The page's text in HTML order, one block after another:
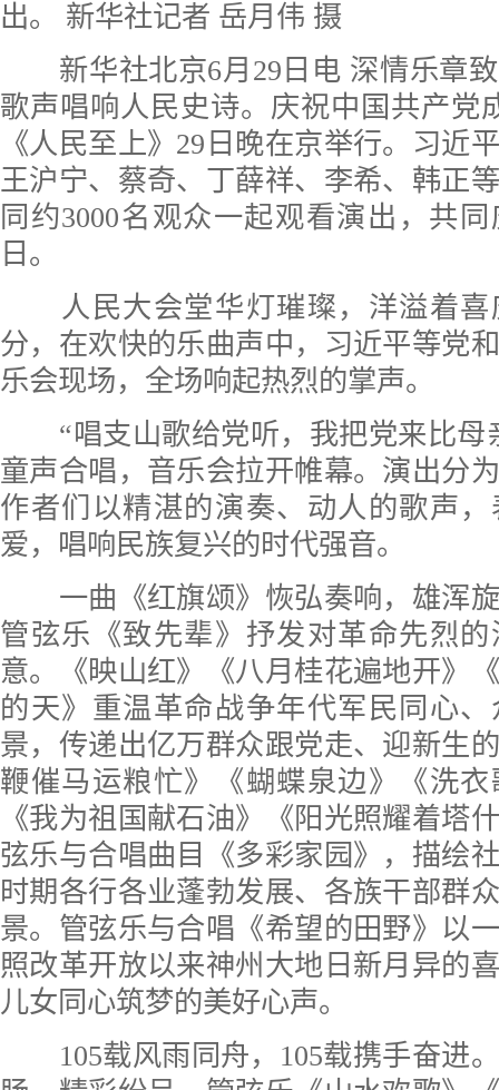
出。 新华社记者 岳月伟 摄
新华社北京6月29日电 深情乐章致
歌声唱响人民史诗。庆祝中国共产党
《人民至上》29日晚在京举行。习近
王沪宁、蔡奇、丁薛祥、李希、韩正
同约3000名观众一起观看演出，共
日。
人民大会堂华灯璀璨，洋溢着喜
分，在欢快的乐曲声中，习近平等党
乐会现场，全场响起热烈的掌声。
“唱支山歌给党听，我把党来比母
童声合唱，音乐会拉开帷幕。演出分
作者们以精湛的演奏、动人的歌声
爱，唱响民族复兴的时代强音。
一曲《红旗颂》恢弘奏响，雄浑旋
管弦乐《致先辈》抒发对革命先烈
意。《映山红》《八月桂花遍地开》
的天》重温革命战争年代军民同心
景，传递出亿万群众跟党走、迎新生
鞭催马运粮忙》《蝴蝶泉边》《洗
《我为祖国献石油》《阳光照耀着塔
弦乐与合唱曲目《多彩家园》，描绘
时期各行各业蓬勃发展、各族干部群
景。管弦乐与合唱《希望的田野》以
照改革开放以来神州大地日新月异的
儿女同心筑梦的美好心声。
105载风雨同舟，105载携手奋进